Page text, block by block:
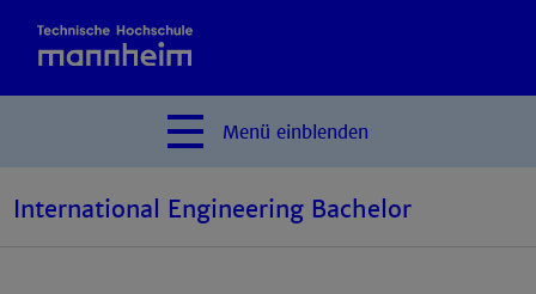
Menü einblenden
International Engineering Bachelor